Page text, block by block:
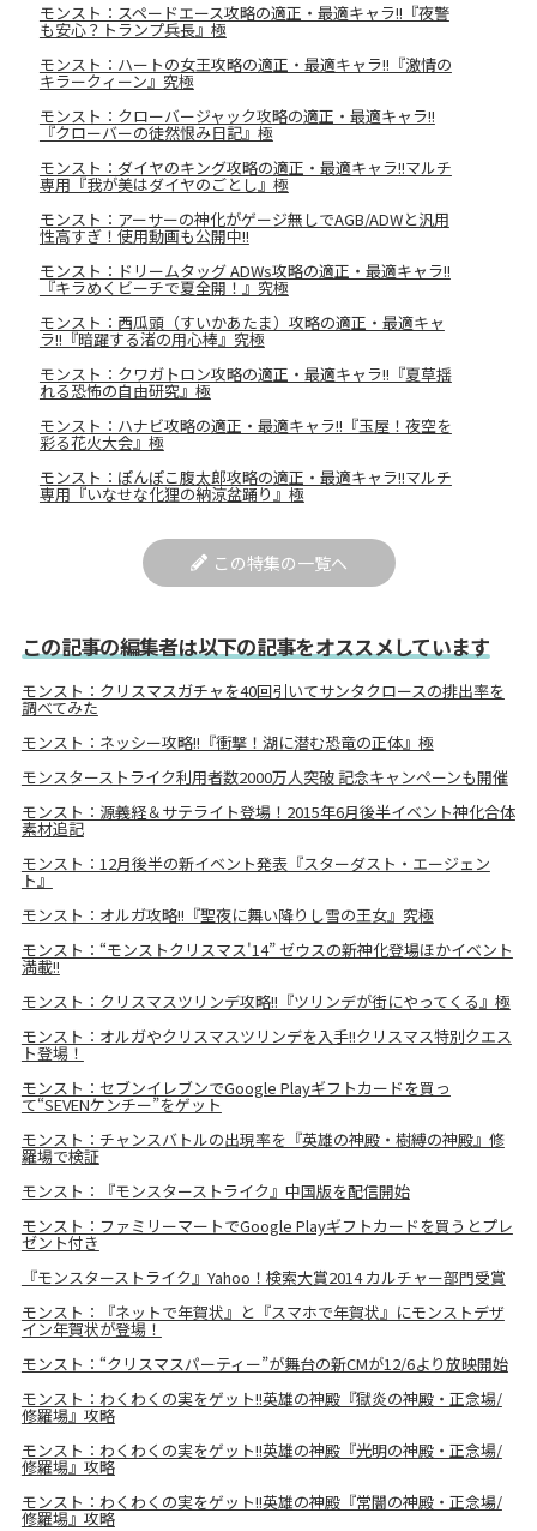
モンスト：スペードエース攻略の適正・最適キャラ!!『夜警
も安心？トランプ兵長』極
モンスト：ハートの女王攻略の適正・最適キャラ!!『激情の
キラークィーン』究極
モンスト：クローバージャック攻略の適正・最適キャラ!!
『クローバーの徒然恨み日記』極
モンスト：ダイヤのキング攻略の適正・最適キャラ!!マルチ
専用『我が美はダイヤのごとし』極
モンスト：アーサーの神化がゲージ無しでAGB/ADWと汎用
性高すぎ！使用動画も公開中!!
モンスト：ドリームタッグ ADWs攻略の適正・最適キャラ!!
『キラめくビーチで夏全開！』究極
モンスト：西瓜頭（すいかあたま）攻略の適正・最適キャ
ラ!!『暗躍する渚の用心棒』究極
モンスト：クワガトロン攻略の適正・最適キャラ!!『夏草揺
れる恐怖の自由研究』極
モンスト：ハナビ攻略の適正・最適キャラ!!『玉屋！夜空を
彩る花火大会』極
モンスト：ぽんぽこ腹太郎攻略の適正・最適キャラ!!マルチ
専用『いなせな化狸の納涼盆踊り』極
この特集の一覧へ
この記事の編集者は以下の記事をオススメしています
モンスト：クリスマスガチャを40回引いてサンタクロースの排出率を
調べてみた
モンスト：ネッシー攻略!!『衝撃！湖に潜む恐竜の正体』極
モンスターストライク利用者数2000万人突破 記念キャンペーンも開催
モンスト：源義経＆サテライト登場！2015年6月後半イベント神化合体
素材追記
モンスト：12月後半の新イベント発表『スターダスト・エージェン
ト』
モンスト：オルガ攻略!!『聖夜に舞い降りし雪の王女』究極
モンスト：“モンストクリスマス'14” ゼウスの新神化登場ほかイベント
満載!!
モンスト：クリスマスツリンデ攻略!!『ツリンデが街にやってくる』極
モンスト：オルガやクリスマスツリンデを入手!!クリスマス特別クエス
ト登場！
モンスト：セブンイレブンでGoogle Playギフトカードを買っ
て“SEVENケンチー”をゲット
モンスト：チャンスバトルの出現率を『英雄の神殿・樹縛の神殿』修
羅場で検証
モンスト：『モンスターストライク』中国版を配信開始
モンスト：ファミリーマートでGoogle Playギフトカードを買うとプレ
ゼント付き
『モンスターストライク』Yahoo！検索大賞2014 カルチャー部門受賞
モンスト：『ネットで年賀状』と『スマホで年賀状』にモンストデザ
イン年賀状が登場！
モンスト：“クリスマスパーティー”が舞台の新CMが12/6より放映開始
モンスト：わくわくの実をゲット!!英雄の神殿『獄炎の神殿・正念場/
修羅場』攻略
モンスト：わくわくの実をゲット!!英雄の神殿『光明の神殿・正念場/
修羅場』攻略
モンスト：わくわくの実をゲット!!英雄の神殿『常闇の神殿・正念場/
修羅場』攻略